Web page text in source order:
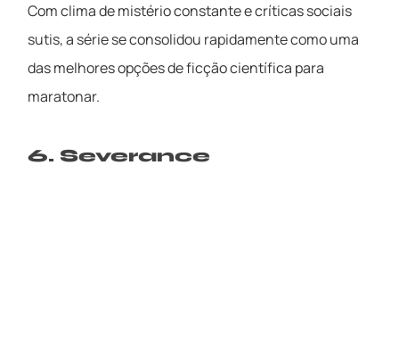
Com clima de mistério constante e críticas sociais
sutis, a série se consolidou rapidamente como uma
das melhores opções de ficção científica para
maratonar.
6. Severance